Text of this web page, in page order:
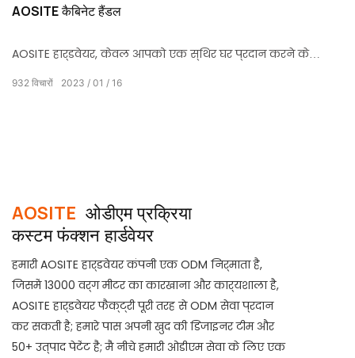
AOSITE कैबिनेट हैंडल
AOSITE हार्डवेयर, केवल आपको एक स्थिर घर प्रदान करने के
लिए। विभिन्न प्रकार के हल्के शानदार शैली के फर्नीचर हैंडल
2023 01 16
932 विचारों
AOSITE ओडीएम प्रक्रिया
कस्टम फंक्शन हार्डवेयर
हमारी AOSITE हार्डवेयर कंपनी एक ODM निर्माता है,
जिसमें 13000 वर्ग मीटर का कारखाना और कार्यशाला है,
AOSITE हार्डवेयर फैक्ट्री पूरी तरह से ODM सेवा प्रदान
कर सकती है; हमारे पास अपनी खुद की डिजाइनर टीम और
50+ उत्पाद पेटेंट हैं; मैं नीचे हमारी ओडीएम सेवा के लिए एक